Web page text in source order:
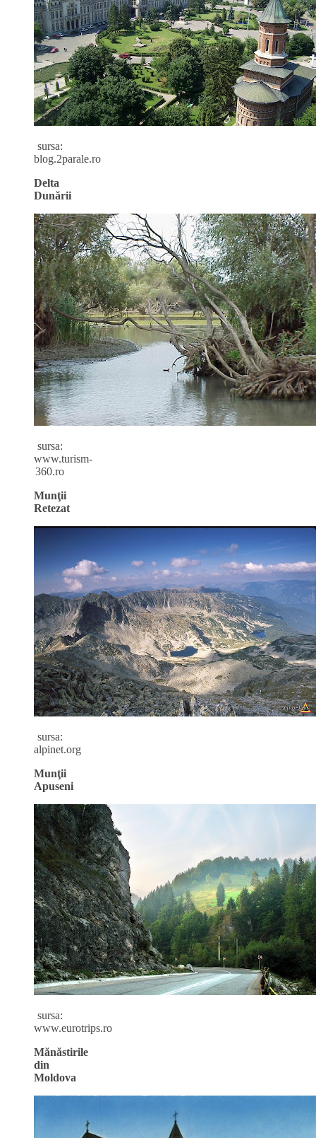
sursa:
blog.2parale.ro
Delta
Dunării
sursa:
www.turism-
360.ro
Munţii
Retezat
sursa:
alpinet.org
Munţii
Apuseni
sursa:
www.eurotrips.ro
Mănăstirile
din
Moldova